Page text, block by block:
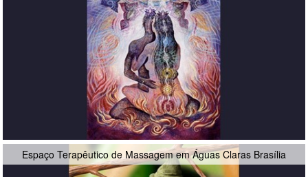
Espaço Terapêutico de Massagem em Águas Claras Brasília